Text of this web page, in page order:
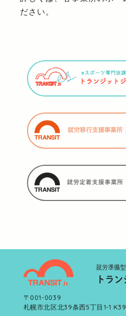
ださい。
就労準備型
トラ
〒001-0039
札幌市北区北39条西5丁目1-1